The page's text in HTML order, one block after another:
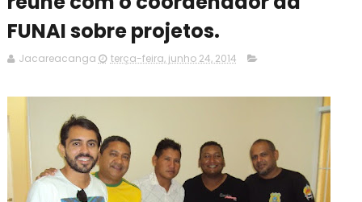
FUNAI sobre projetos.
Jacareacanga terça-feira, junho 24, 2014